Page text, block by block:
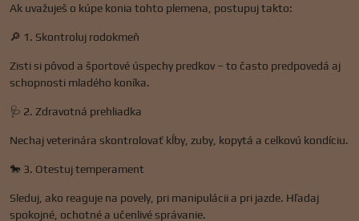
Ak uvažuješ o kúpe konia tohto plemena, postupuj takto:
🔎 1. Skontroluj rodokmeň
Zisti si pôvod a športové úspechy predkov – to často predpovedá aj
schopnosti mladého koníka.
🩺 2. Zdravotná prehliadka
Nechaj veterinára skontrolovať kĺby, zuby, kopytá a celkovú kondíciu.
🐎 3. Otestuj temperament
Sleduj, ako reaguje na povely, pri manipulácii a pri jazde. Hľadaj
spokojné, ochotné a učenlivé správanie.